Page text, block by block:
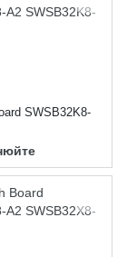
SWSB32K8-